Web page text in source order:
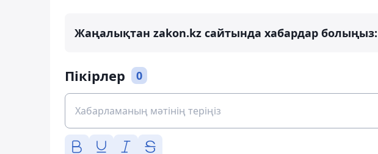
Жаңалықтан zakon.kz сайтында хабардар болыңыз:
Пікірлер 0